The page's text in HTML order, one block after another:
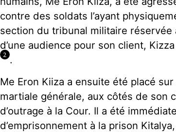
contre des soldats l’ayant
section du tribunal militaire
d’une audience pour son client,
2 .
Me Eron Kiiza a ensuite été placé
martiale générale, aux côtés de son
d’outrage à la Cour. Il a été
d’emprisonnement à la prison